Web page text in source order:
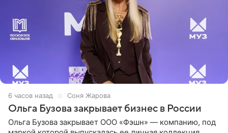
6 часов назад Соня Жарова
Ольга Бузова закрывает бизнес в России
Ольга Бузова закрывает ООО «Фэшн» — компанию, под